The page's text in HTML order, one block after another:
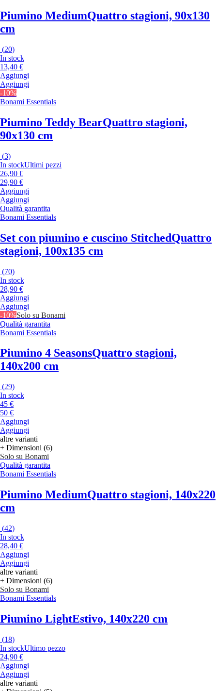
Piumino MediumQuattro stagioni, 90x130
cm
(20)
In stock
13,40 €
Aggiungi
Aggiungi
-10%
Bonami Essentials
Piumino Teddy BearQuattro stagioni,
90x130 cm
(3)
In stockUltimi pezzi
26,90 €
29,90 €
Aggiungi
Aggiungi
Qualità garantita
Bonami Essentials
Set con piumino e cuscino StitchedQuattro
stagioni, 100x135 cm
(70)
In stock
28,90 €
Aggiungi
Aggiungi
-10%Solo su Bonami
Qualità garantita
Bonami Essentials
Piumino 4 SeasonsQuattro stagioni,
140x200 cm
(29)
In stock
45 €
50 €
Aggiungi
Aggiungi
altre varianti
+ Dimensioni (6)
Solo su Bonami
Qualità garantita
Bonami Essentials
Piumino MediumQuattro stagioni, 140x220
cm
(42)
In stock
28,40 €
Aggiungi
Aggiungi
altre varianti
+ Dimensioni (6)
Solo su Bonami
Bonami Essentials
Piumino LightEstivo, 140x220 cm
(18)
In stockUltimo pezzo
24,90 €
Aggiungi
Aggiungi
altre varianti